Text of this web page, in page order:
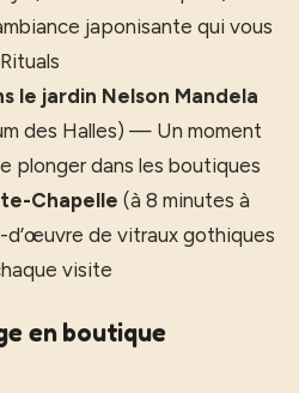
japonisante qui vous
le jardin Nelson Mandela
des Halles) — Un moment
plonger dans les boutiques
Chapelle (à 8 minutes à
de vitraux gothiques
visite
en boutique